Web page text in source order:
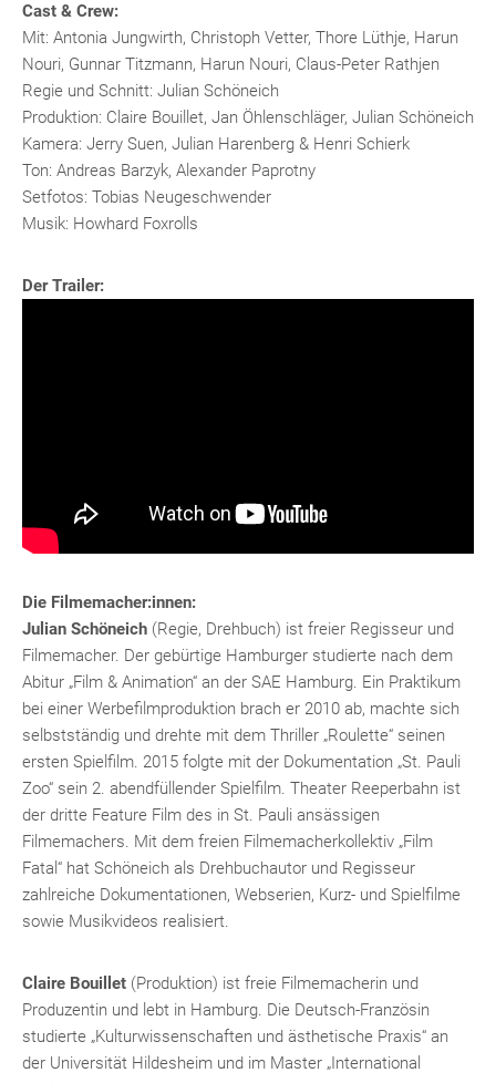
Cast & Crew:
Mit: Antonia Jungwirth, Christoph Vetter, Thore Lüthje, Harun
Nouri, Gunnar Titzmann, Harun Nouri, Claus-Peter Rathjen
Regie und Schnitt: Julian Schöneich
Produktion: Claire Bouillet, Jan Öhlenschläger, Julian Schöneich
Kamera: Jerry Suen, Julian Harenberg & Henri Schierk
Ton: Andreas Barzyk, Alexander Paprotny
Setfotos: Tobias Neugeschwender
Musik: Howhard Foxrolls
Der Trailer:
Die Filmemacher:innen:
Julian Schöneich (Regie, Drehbuch) ist freier Regisseur und
Filmemacher. Der gebürtige Hamburger studierte nach dem
Abitur „Film & Animation“ an der SAE Hamburg. Ein Praktikum
bei einer Werbefilmproduktion brach er 2010 ab, machte sich
selbstständig und drehte mit dem Thriller „Roulette“ seinen
ersten Spielfilm. 2015 folgte mit der Dokumentation „St. Pauli
Zoo“ sein 2. abendfüllender Spielfilm. Theater Reeperbahn ist
der dritte Feature Film des in St. Pauli ansässigen
Filmemachers. Mit dem freien Filmemacherkollektiv „Film
Fatal“ hat Schöneich als Drehbuchautor und Regisseur
zahlreiche Dokumentationen, Webserien, Kurz- und Spielfilme
sowie Musikvideos realisiert.
Claire Bouillet (Produktion) ist freie Filmemacherin und
Produzentin und lebt in Hamburg. Die Deutsch-Französin
studierte „Kulturwissenschaften und ästhetische Praxis“ an
der Universität Hildesheim und im Master „International